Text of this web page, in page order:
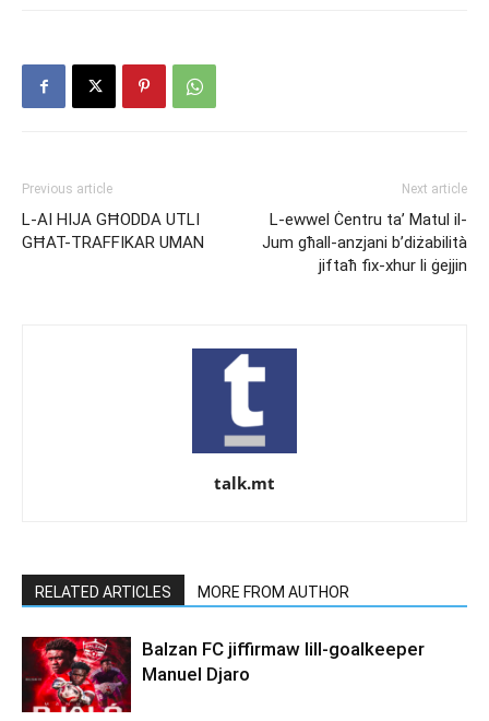
Previous article
L-AI HIJA GĦODDA UTLI
GĦAT-TRAFFIKAR UMAN
Next article
L-ewwel Ċentru ta’ Matul il-
Jum għall-anzjani b’diżabilità
jiftaħ fix-xhur li ġejjin
talk.mt
RELATED ARTICLES MORE FROM AUTHOR
Balzan FC jiffirmaw lill-goalkeeper
Manuel Djaro